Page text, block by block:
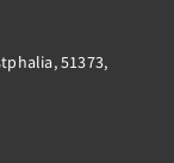
51373,